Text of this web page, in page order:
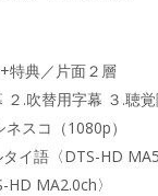
特典／片面２層
２.吹替用字幕 ３.聴
スコ（1080p）
イ語〈DTS-HD
HD MA2.0ch〉